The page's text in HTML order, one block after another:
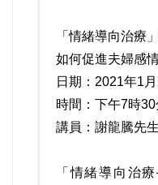
「情緒導向治療
如何促進夫婦感
日期：2021年1月
時間：下午7時
講員：謝龍騰先生
「情緒導向治